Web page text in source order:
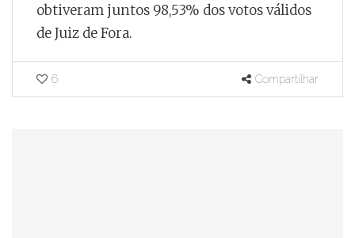
obtiveram juntos 98,53% dos votos válidos
de Juiz de Fora.
6 Compartilhar